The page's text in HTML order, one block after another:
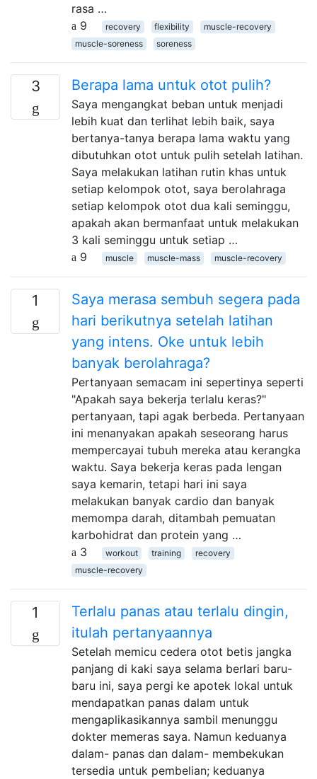
rasa …
9
recovery flexibility
muscle-recovery
muscle-soreness
soreness
3 Berapa lama untuk otot pulih?
Saya mengangkat beban untuk menjadi
lebih kuat dan terlihat lebih baik, saya
bertanya-tanya berapa lama waktu yang
dibutuhkan otot untuk pulih setelah latihan.
Saya melakukan latihan rutin khas untuk
setiap kelompok otot, saya berolahraga
setiap kelompok otot dua kali seminggu,
apakah akan bermanfaat untuk melakukan
3 kali seminggu untuk setiap …
9
muscle muscle-mass muscle-recovery
1
Saya merasa sembuh segera pada
hari berikutnya setelah latihan
yang intens. Oke untuk lebih
banyak berolahraga?
Pertanyaan semacam ini sepertinya seperti
"Apakah saya bekerja terlalu keras?"
pertanyaan, tapi agak berbeda. Pertanyaan
ini menanyakan apakah seseorang harus
mempercayai tubuh mereka atau kerangka
waktu. Saya bekerja keras pada lengan
saya kemarin, tetapi hari ini saya
melakukan banyak cardio dan banyak
memompa darah, ditambah pemuatan
karbohidrat dan protein yang …
3
workout training
recovery
muscle-recovery
1
Terlalu panas atau terlalu dingin,
itulah pertanyaannya
Setelah memicu cedera otot betis jangka
panjang di kaki saya selama berlari baru-
baru ini, saya pergi ke apotek lokal untuk
mendapatkan panas dalam untuk
mengaplikasikannya sambil menunggu
dokter memeras saya. Namun keduanya
dalam- panas dan dalam- membekukan
tersedia untuk pembelian; keduanya